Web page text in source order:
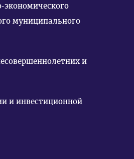
экономического
муниципального
и
и инвестиционной